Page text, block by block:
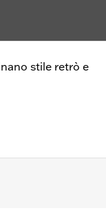
stile retrò e